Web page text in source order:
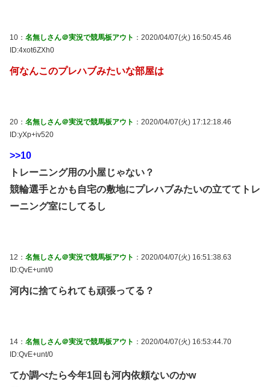
10： 名無しさん＠実況で競馬板アウト ：2020/04/07(火) 16:50:45.46
ID:4xot6ZXh0
何なんこのプレハブみたいな部屋は
20： 名無しさん＠実況で競馬板アウト ：2020/04/07(火) 17:12:18.46
ID:yXp+iv520
>>10
トレーニング用の小屋じゃない？
競輪選手とかも自宅の敷地にプレハブみたいの立ててトレ
ーニング室にしてるし
12： 名無しさん＠実況で競馬板アウト ：2020/04/07(火) 16:51:38.63
ID:QvE+unt/0
河内に捨てられても頑張ってる？
14： 名無しさん＠実況で競馬板アウト ：2020/04/07(火) 16:53:44.70
ID:QvE+unt/0
てか調べたら今年1回も河内依頼ないのかw